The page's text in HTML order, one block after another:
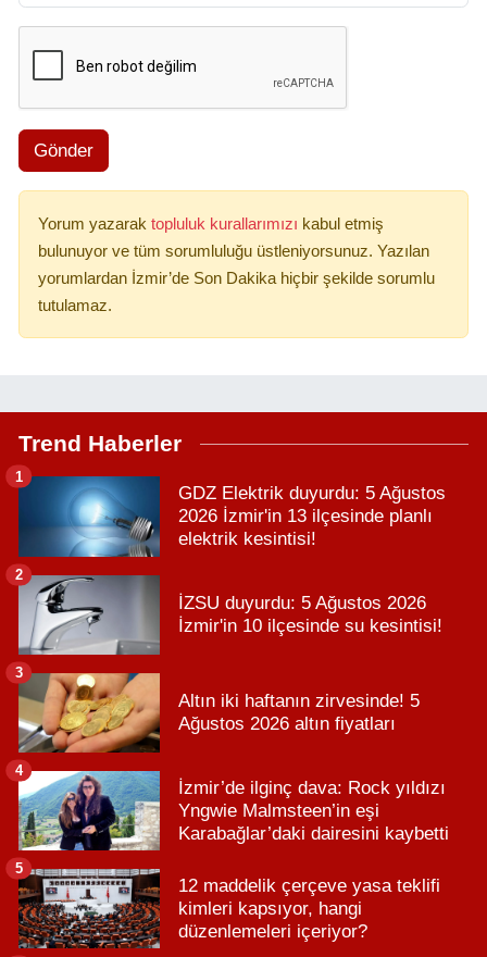
Gönder
Yorum yazarak topluluk kurallarımızı kabul etmiş
bulunuyor ve tüm sorumluluğu üstleniyorsunuz. Yazılan
yorumlardan İzmir’de Son Dakika hiçbir şekilde sorumlu
tutulamaz.
Trend Haberler
GDZ Elektrik duyurdu: 5 Ağustos
2026 İzmir'in 13 ilçesinde planlı
elektrik kesintisi!
1
İZSU duyurdu: 5 Ağustos 2026
İzmir'in 10 ilçesinde su kesintisi!
2
Altın iki haftanın zirvesinde! 5
Ağustos 2026 altın fiyatları
3
İzmir’de ilginç dava: Rock yıldızı
Yngwie Malmsteen’in eşi
Karabağlar’daki dairesini kaybetti
4
12 maddelik çerçeve yasa teklifi
kimleri kapsıyor, hangi
düzenlemeleri içeriyor?
5